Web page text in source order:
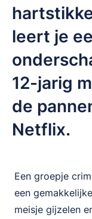
leert je
12-jarig
de
Netflix.
Een groepje
een
meisje gijzelen